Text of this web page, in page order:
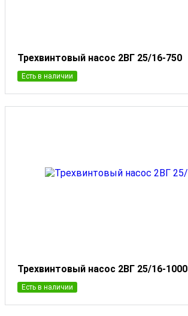
Трехвинтовый насос 2ВГ 25/16-750
Есть в наличии
Трехвинтовый насос 2ВГ 25/16-1000
Есть в наличии